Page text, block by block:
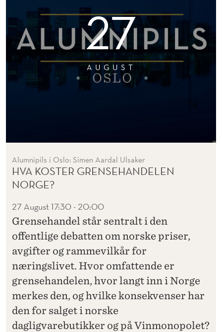
27
AUGUST
Alumnipils i Oslo: Simen Aardal Ulsaker
HVA KOSTER GRENSEHANDELEN
NORGE?
27 August17:30 - 20:00
Grensehandel står sentralt i den
offentlige debatten om norske priser,
avgifter og rammevilkår for
næringslivet. Hvor omfattende er
grensehandelen, hvor langt inn i Norge
merkes den, og hvilke konsekvenser har
den for salget i norske
dagligvarebutikker og på Vinmonopolet?